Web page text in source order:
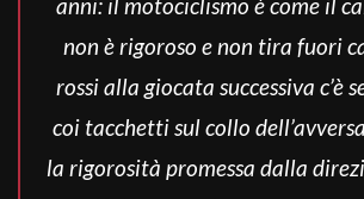
non è rigoroso e non tira fuori
rossi alla giocata successiva c’è
coi tacchetti sul collo
la rigorosità promessa dalla